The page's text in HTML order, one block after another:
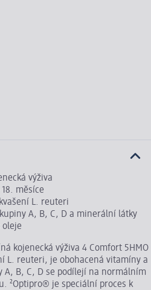
výživa
měsíce
L. reuteri
A, B, C, D a minerální látky
oleje
kojenecká výživa 4 Comfort 5HMO
L. reuteri, je obohacená vitamíny a
B, C, D se podílejí na normálním
²Optipro® je speciální proces k